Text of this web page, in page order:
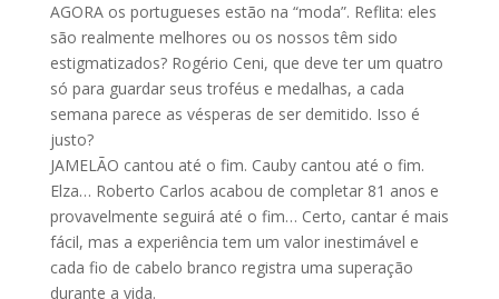
AGORA os portugueses estão na “moda”. Reflita: eles
são realmente melhores ou os nossos têm sido
estigmatizados? Rogério Ceni, que deve ter um quatro
só para guardar seus troféus e medalhas, a cada
semana parece as vésperas de ser demitido. Isso é
justo?
JAMELÃO cantou até o fim. Cauby cantou até o fim.
Elza… Roberto Carlos acabou de completar 81 anos e
provavelmente seguirá até o fim… Certo, cantar é mais
fácil, mas a experiência tem um valor inestimável e
cada fio de cabelo branco registra uma superação
durante a vida.